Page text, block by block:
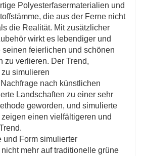
Polyesterfasermaterialien und
die aus der Ferne nicht
die Realität. Mit zusätzlicher
wirkt es lebendiger und
seinen feierlichen und schönen
zu verlieren. Der Trend,
simulieren
nach künstlichen
Landschaften zu einer sehr
geworden, und simulierte
einen vielfältigeren und
und Form simulierter
mehr auf traditionelle grüne